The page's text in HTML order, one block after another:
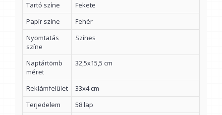
Tartó színe
Fekete
Papír színe
Fehér
Nyomtatás
színe
Színes
Naptártömb
méret
32,5x15,5 cm
Reklámfelület
33x4 cm
Terjedelem
58 lap